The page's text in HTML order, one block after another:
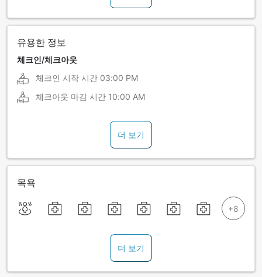
유용한 정보
체크인/체크아웃
체크인 시작 시간 03:00 PM
체크아웃 마감 시간 10:00 AM
더 보기
목욕
더 보기